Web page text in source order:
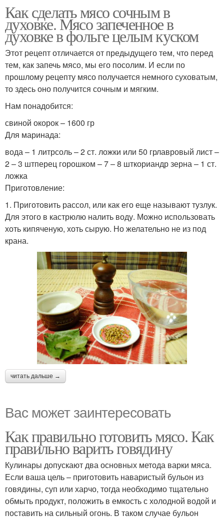
Как сделать мясо сочным в
духовке. Мясо запеченное в
духовке в фольге целым куском
Этот рецепт отличается от предыдущего тем, что перед
тем, как запечь мясо, мы его посолим. И если по
прошлому рецепту мясо получается немного суховатым,
то здесь оно получится сочным и мягким.
Нам понадобится:
свиной окорок – 1600 гр
Для маринада:
вода – 1 литрсоль – 2 ст. ложки или 50 грлавровый лист –
2 – 3 штперец горошком – 7 – 8 шткориандр зерна – 1 ст.
ложка
Приготовление:
1. Приготовить рассол, или как его еще называют тузлук.
Для этого в кастрюлю налить воду. Можно использовать
хоть кипяченую, хоть сырую. Но желательно не из под
крана.
читать дальше →
Вас может заинтересовать
Как правильно готовить мясо. Как
правильно варить говядину
Кулинары допускают два основных метода варки мяса.
Если ваша цель – приготовить наваристый бульон из
говядины, суп или харчо, тогда необходимо тщательно
обмыть продукт, положить в емкость с холодной водой и
поставить на сильный огонь. В таком случае бульон